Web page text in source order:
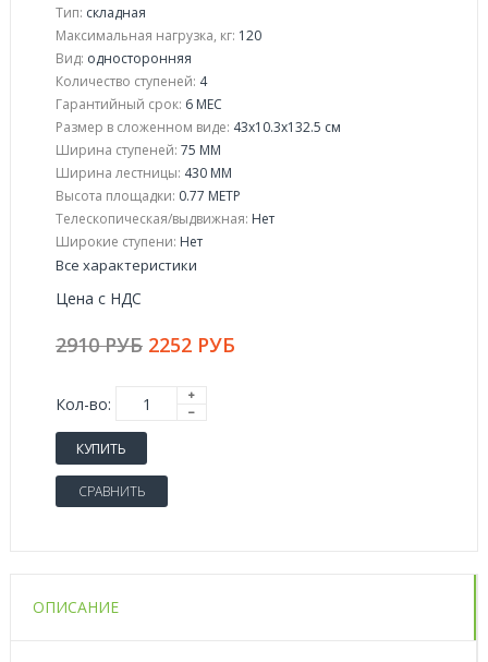
Тип: складная
Максимальная нагрузка, кг: 120
Вид: односторонняя
Количество ступеней: 4
Гарантийный срок: 6 МЕС
Размер в сложенном виде: 43x10.3x132.5 см
Ширина ступеней: 75 ММ
Ширина лестницы: 430 ММ
Высота площадки: 0.77 МЕТР
Телескопическая/выдвижная: Нет
Широкие ступени: Нет
Все характеристики
Цена с НДС
2910 РУБ 2252 РУБ
Кол-во:
КУПИТЬ
СРАВНИТЬ
ОПИСАНИЕ